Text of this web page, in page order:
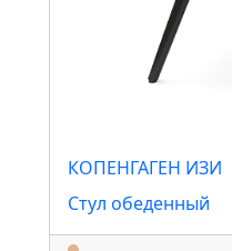
КОПЕНГАГЕН ИЗИ
Стул обеденный